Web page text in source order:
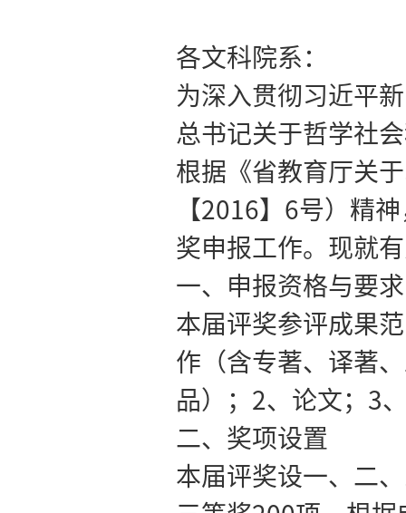
各文科院
为深入贯
总书记关
根据《省
【2016】 6
奖申报工